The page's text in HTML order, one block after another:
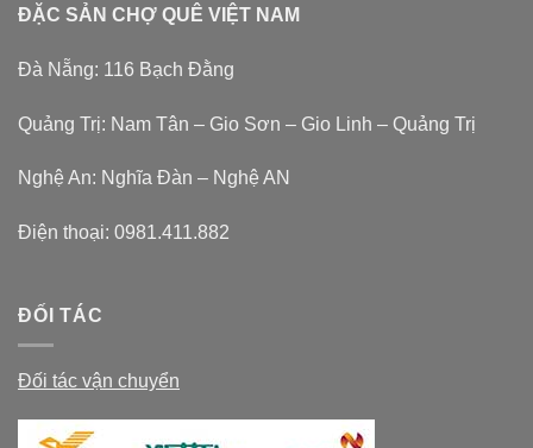
ĐẶC SẢN CHỢ QUÊ VIỆT NAM
Đà Nẵng: 116 Bạch Đằng
Quảng Trị: Nam Tân – Gio Sơn – Gio Linh – Quảng Trị
Nghệ An: Nghĩa Đàn – Nghệ AN
Điện thoại: 0981.411.882
ĐỐI TÁC
Đối tác vận chuyển